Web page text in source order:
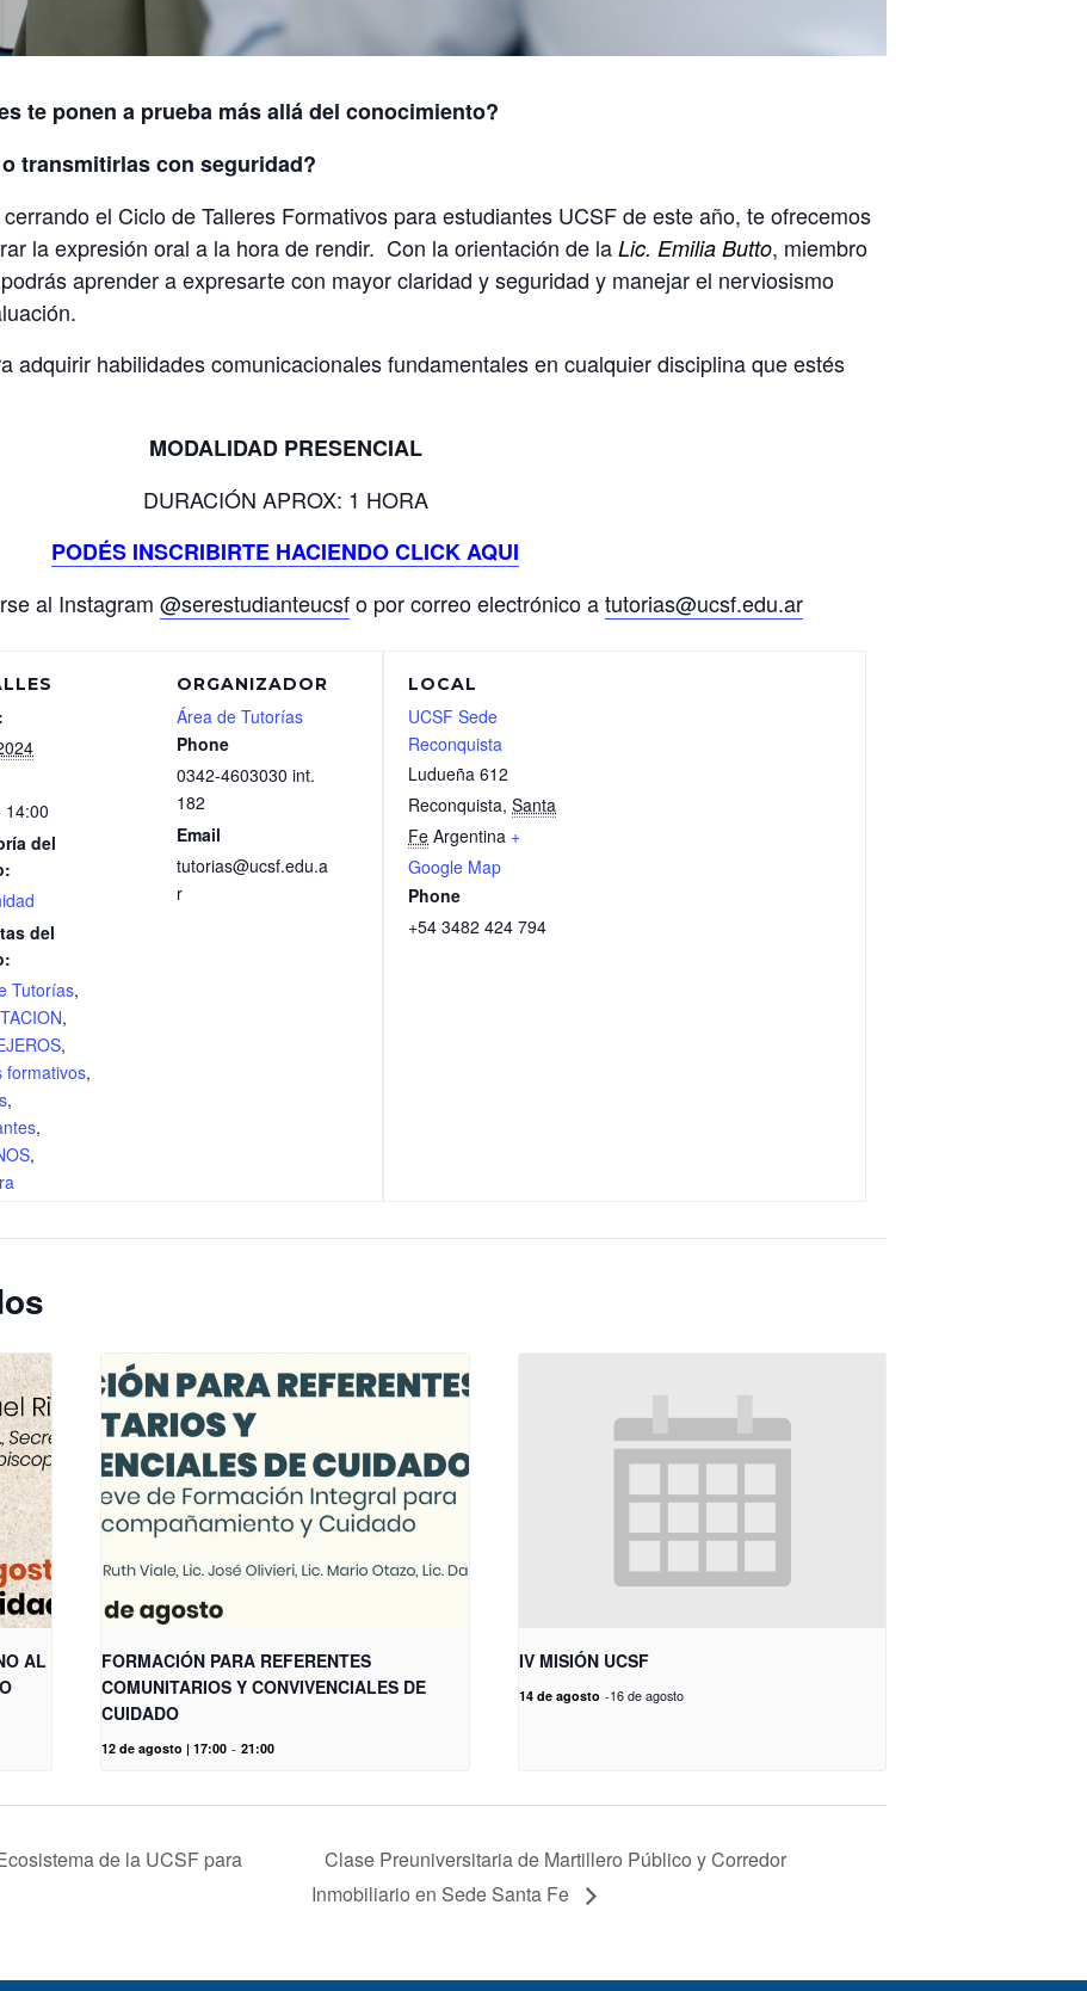
te ponen a prueba más allá del conocimiento?
transmitirlas con seguridad?
el Ciclo de Talleres Formativos para estudiantes UCSF de este año, te ofrecemos
la expresión oral a la hora de rendir. Con la orientación de la Lic. Emilia Butto, miembro
aprender a expresarte con mayor claridad y seguridad y manejar el nerviosismo
adquirir habilidades comunicacionales fundamentales en cualquier disciplina que estés
MODALIDAD PRESENCIAL
DURACIÓN APROX: 1 HORA
PODÉS INSCRIBIRTE HACIENDO CLICK AQUI
al Instagram @serestudianteucsfo por correo electrónico atutorias@ucsf.edu.ar
14:00
del
del
Tutorías,
,
,
formativos,
,
,
,
ORGANIZADOR
Área de Tutorías
Phone
0342-4603030 int.
182
Email
tutorias@ucsf.edu.a
r
LOCAL
UCSF Sede
Reconquista
Ludueña 612
Reconquista, Santa
Fe Argentina +
Google Map
Phone
+54 3482 424 794
AL
FORMACIÓN PARA REFERENTES
COMUNITARIOS Y CONVIVENCIALES DE
CUIDADO
12 de agosto | 17:00 - 21:00
IV MISIÓN UCSF
14 de agosto -16 de agosto
de la UCSF para
Clase Preuniversitaria de Martillero Público y Corredor
Inmobiliario en Sede Santa Fe